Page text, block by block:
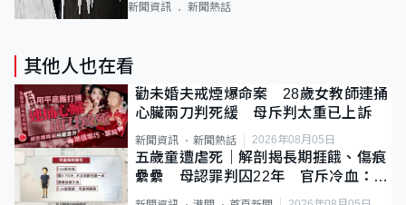
新聞資訊 新聞熱話
其他人也在看
勸未婚夫戒煙爆命案 28歲女教師連捅
心臟兩刀判死緩 母斥判太重已上訴
新聞資訊 新聞熱話 2026年08月05日
五歲童遭虐死｜解剖揭長期捱餓、傷痕
纍纍 母認罪判囚22年 官斥冷血：同
類案最惡劣